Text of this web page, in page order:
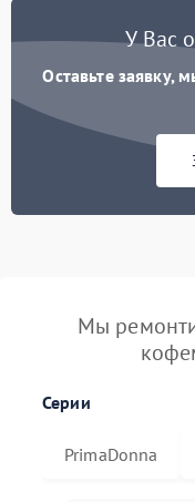
У Вас
Оставьте заявку,
Мы
Серии
PrimaDonna